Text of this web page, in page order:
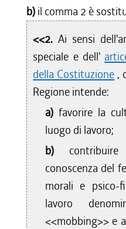
b) il comma 2 è
<<2.Ai sensi
speciale e dell'
della Costituzione ,
Regione intende:
a) favorire la
luogo di lavoro;
b)
conoscenza del
morali e psico-
lavoro
<<mobbing>> e